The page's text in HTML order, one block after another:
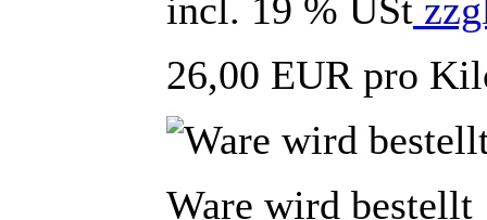
incl. 19 % USt
26,00 EUR pro
Ware wird bestellt